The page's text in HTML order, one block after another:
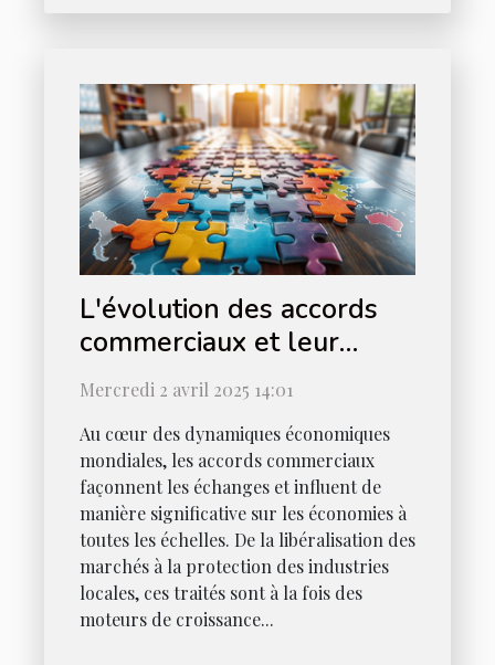
L'évolution des accords
commerciaux et leur
impact sur les économies
locales
Mercredi 2 avril 2025 14:01
Au cœur des dynamiques économiques
mondiales, les accords commerciaux
façonnent les échanges et influent de
manière significative sur les économies à
toutes les échelles. De la libéralisation des
marchés à la protection des industries
locales, ces traités sont à la fois des
moteurs de croissance...